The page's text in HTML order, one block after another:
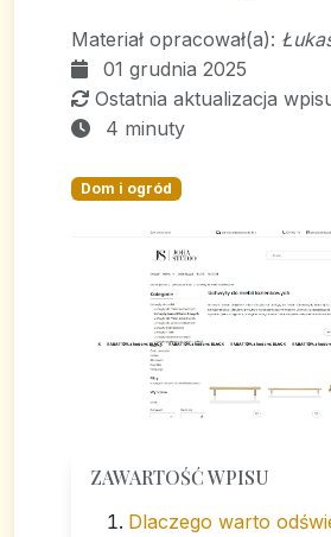
Materiał opracował(a):
01 grudnia 2025
Ostatnia aktualizacja
4 minuty
Dom i ogród
ZAWARTOŚĆ WPISU
Dlaczego warto